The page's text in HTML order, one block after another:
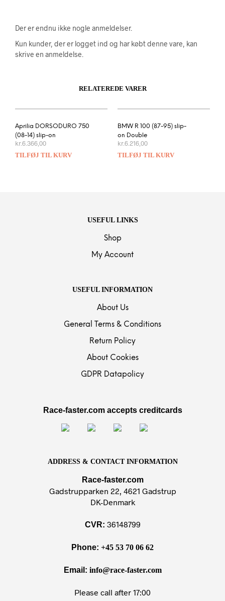
Der er endnu ikke nogle anmeldelser.
Kun kunder, der er logget ind og har købt denne vare, kan
skrive en anmeldelse.
RELATEREDE VARER
Aprilia DORSODURO 750
(08-14) slip-on
kr.6.366,00
TILFØJ TIL KURV
BMW R 100 (87-95) slip-
on Double
kr.6.216,00
TILFØJ TIL KURV
USEFUL LINKS
Shop
My Account
USEFUL INFORMATION
About Us
General Terms & Conditions
Return Policy
About Cookies
GDPR Datapolicy
Race-faster.com accepts creditcards
ADDRESS & CONTACT INFORMATION
Race-faster.com
Gadstrupparken 22, 4621 Gadstrup
DK-Denmark
CVR: 36148799
Phone: +45 53 70 06 62
Email: info@race-faster.com
Please call after 17:00